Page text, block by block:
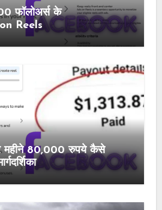
फॉलोअर्स के
Reels
महीने 80,000 रुपये कैसे